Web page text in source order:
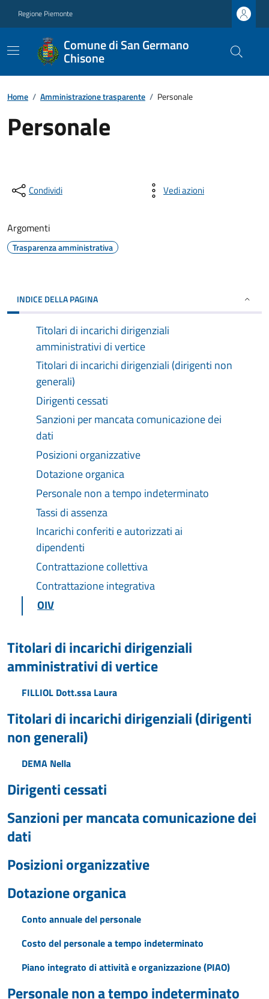
Regione Piemonte
Comune di San Germano
Chisone
Home / Amministrazione trasparente / Personale
Personale
Condividi Vedi azioni
Argomenti
Trasparenza amministrativa
INDICE DELLA PAGINA
Titolari di incarichi dirigenziali
amministrativi di vertice
Titolari di incarichi dirigenziali (dirigenti non
generali)
Dirigenti cessati
Sanzioni per mancata comunicazione dei
dati
Posizioni organizzative
Dotazione organica
Personale non a tempo indeterminato
Tassi di assenza
Incarichi conferiti e autorizzati ai
dipendenti
Contrattazione collettiva
Contrattazione integrativa
OIV
Titolari di incarichi dirigenziali
amministrativi di vertice
FILLIOL Dott.ssa Laura
Titolari di incarichi dirigenziali (dirigenti
non generali)
DEMA Nella
Dirigenti cessati
Sanzioni per mancata comunicazione dei
dati
Posizioni organizzative
Dotazione organica
Conto annuale del personale
Costo del personale a tempo indeterminato
Piano integrato di attività e organizzazione (PIAO)
Personale non a tempo indeterminato